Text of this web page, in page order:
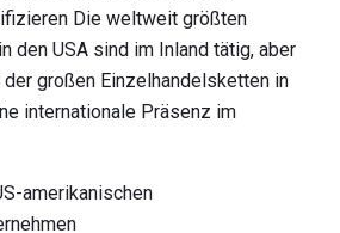
Die weltweit größten
den USA sind im Inland tätig, aber
großen Einzelhandelsketten in
internationale Präsenz im
amerikanischen